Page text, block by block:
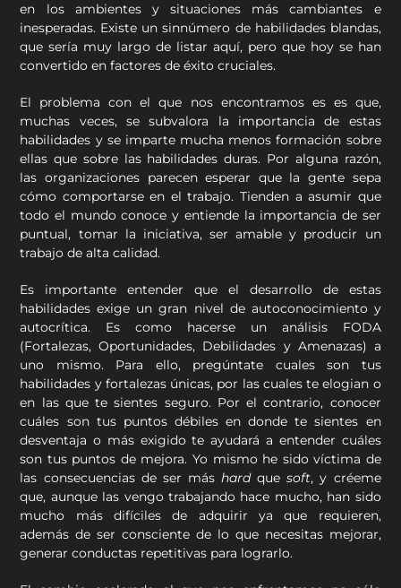
en los ambientes y situaciones más cambiantes e
inesperadas. Existe un sinnúmero de habilidades blandas,
que sería muy largo de listar aquí, pero que hoy se han
convertido en factores de éxito cruciales.
El problema con el que nos encontramos es es que,
muchas veces, se subvalora la importancia de estas
habilidades y se imparte mucha menos formación sobre
ellas que sobre las habilidades duras. Por alguna razón,
las organizaciones parecen esperar que la gente sepa
cómo comportarse en el trabajo. Tienden a asumir que
todo el mundo conoce y entiende la importancia de ser
puntual, tomar la iniciativa, ser amable y producir un
trabajo de alta calidad.
Es importante entender que el desarrollo de estas
habilidades exige un gran nivel de autoconocimiento y
autocrítica. Es como hacerse un análisis FODA
(Fortalezas, Oportunidades, Debilidades y Amenazas) a
uno mismo. Para ello, pregúntate cuales son tus
habilidades y fortalezas únicas, por las cuales te elogian o
en las que te sientes seguro. Por el contrario, conocer
cuáles son tus puntos débiles en donde te sientes en
desventaja o más exigido te ayudará a entender cuáles
son tus puntos de mejora. Yo mismo he sido víctima de
las consecuencias de ser máshardquesoft, y créeme
que, aunque las vengo trabajando hace mucho, han sido
mucho más difíciles de adquirir ya que requieren,
además de ser consciente de lo que necesitas mejorar,
generar conductas repetitivas para lograrlo.